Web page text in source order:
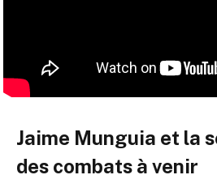
Jaime Munguia et la
des combats à venir